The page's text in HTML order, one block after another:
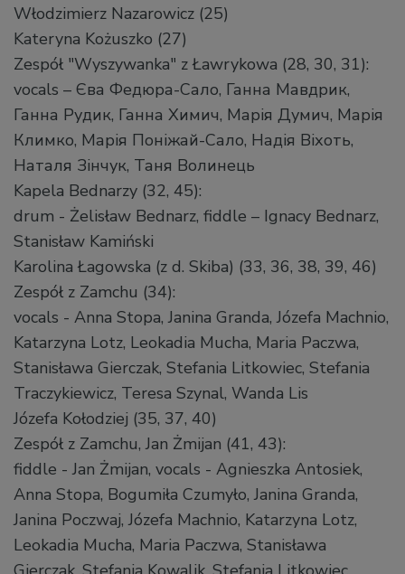
Włodzimierz Nazarowicz (25)
Kateryna Kożuszko (27)
Zespół "Wyszywanka" z Ławrykowa (28, 30, 31):
vocals – Єва Федюра-Сало, Ганна Мавдрик,
Ганна Рудик, Ганна Химич, Марія Думич, Марія
Климко, Марія Поніжай-Сало, Надія Віхоть,
Наталя Зінчук, Таня Волинець
Kapela Bednarzy (32, 45):
drum - Żelisław Bednarz, fiddle – Ignacy Bednarz,
Stanisław Kamiński
Karolina Łagowska (z d. Skiba) (33, 36, 38, 39, 46)
Zespół z Zamchu (34):
vocals - Anna Stopa, Janina Granda, Józefa Machnio,
Katarzyna Lotz, Leokadia Mucha, Maria Paczwa,
Stanisława Gierczak, Stefania Litkowiec, Stefania
Traczykiewicz, Teresa Szynal, Wanda Lis
Józefa Kołodziej (35, 37, 40)
Zespół z Zamchu, Jan Żmijan (41, 43):
fiddle - Jan Żmijan, vocals - Agnieszka Antosiek,
Anna Stopa, Bogumiła Czumyło, Janina Granda,
Janina Poczwaj, Józefa Machnio, Katarzyna Lotz,
Leokadia Mucha, Maria Paczwa, Stanisława